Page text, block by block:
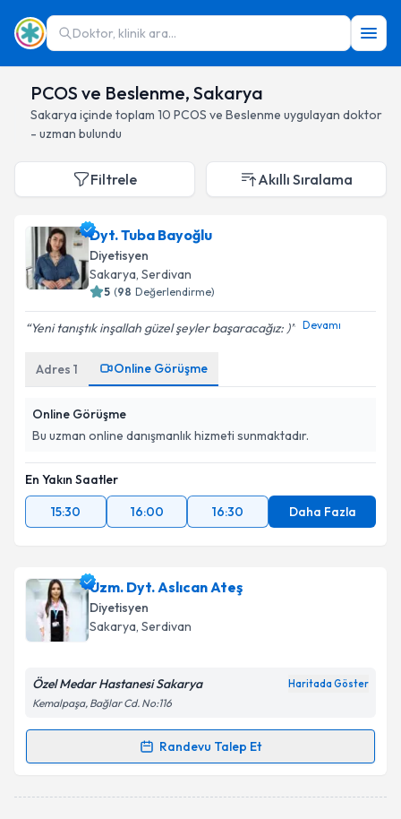
Doktor, klinik ara...
PCOS ve Beslenme, Sakarya
Sakarya içinde toplam 10 PCOS ve Beslenme uygulayan doktor
- uzman bulundu
Filtrele Akıllı Sıralama
Dyt. Tuba Bayoğlu
Diyetisyen
Sakarya, Serdivan
5 (98 Değerlendirme)
Yeni tanıştık inşallah güzel şeyler başaracağız: ) Devamı
Adres 1 Online Görüşme
Online Görüşme
Bu uzman online danışmanlık hizmeti sunmaktadır.
En Yakın Saatler
15:30
16:00 16:30 Daha Fazla
Uzm. Dyt. Aslıcan Ateş
Diyetisyen
Sakarya, Serdivan
Özel Medar Hastanesi Sakarya Haritada Göster
Kemalpaşa, Bağlar Cd. No:116
Randevu Talep Et
Randevu Takvimi Talebi